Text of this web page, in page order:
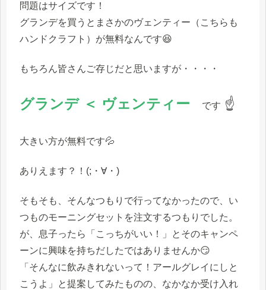
問題はサイズです！
グランデを買うとまさかのヴェンティー（こちらも
ハンドクラフト）が無料なんです😆
もちろん皆さんご存じだと思いますが・・・・
グランデ ＜ ヴェンティー です ☝
大きい方が無料です💦
ありえます？！(;・∀・)
そもそも、そんなつもりで行ってなかったので、い
つものモーニングセットを注文するつもりでした。
が、息子ったら「こっちがいい！」とそのキャンペ
ーンに興味を持ちだしたではありませんか😏
「そんなに飲みきれないって！アールグレイにしと
こうよ」と提案してみたものの、なかなか受け入れ